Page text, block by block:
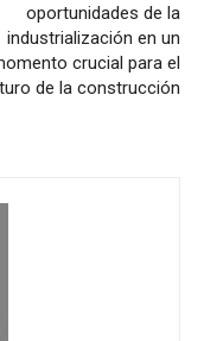
oportunidades de la
industrialización en un
crucial para el
de la construcción